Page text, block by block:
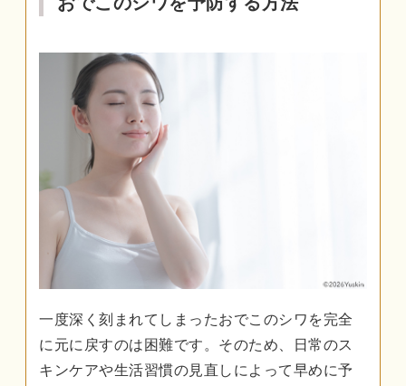
一度深く刻まれてしまったおでこのシワを完全
に元に戻すのは困難です。そのため、日常のス
キンケアや生活習慣の見直しによって早めに予